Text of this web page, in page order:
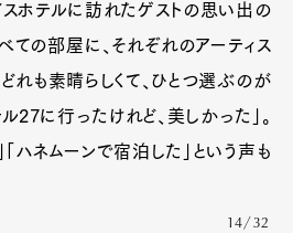
ホテルに訪れたゲストの思い出の
ての部屋に、それぞれのアーティス
れも素晴らしくて、ひとつ選ぶのが
27に行ったけれど、美しかった」。
「ハネムーンで宿泊した」という声も
14/32